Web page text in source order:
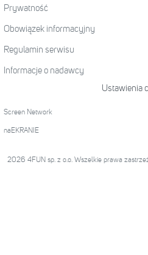
Prywatność
Obowiązek informacyjny
Regulamin serwisu
Informacje o nadawcy
Ustawienia
Screen Network
naEKRANIE
2026 4FUN sp. z o.o. Wszelkie prawa